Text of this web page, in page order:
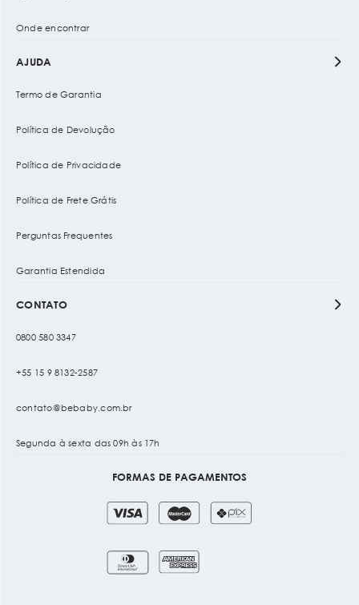
Onde encontrar
AJUDA
Termo de Garantia
Política de Devolução
Política de Privacidade
Política de Frete Grátis
Perguntas Frequentes
Garantia Estendida
CONTATO
0800 580 3347
+55 15 9 8132-2587
contato@bebaby.com.br
Segunda à sexta das 09h às 17h
FORMAS DE PAGAMENTOS